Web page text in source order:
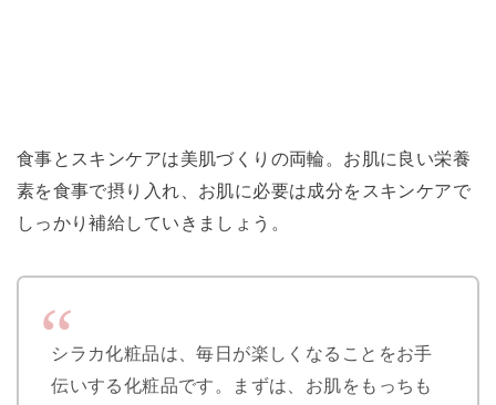
食事とスキンケアは美肌づくりの両輪。お肌に良い栄養
素を食事で摂り入れ、お肌に必要は成分をスキンケアで
しっかり補給していきましょう。
シラカ化粧品は、毎日が楽しくなることをお手
伝いする化粧品です。まずは、お肌をもっちも